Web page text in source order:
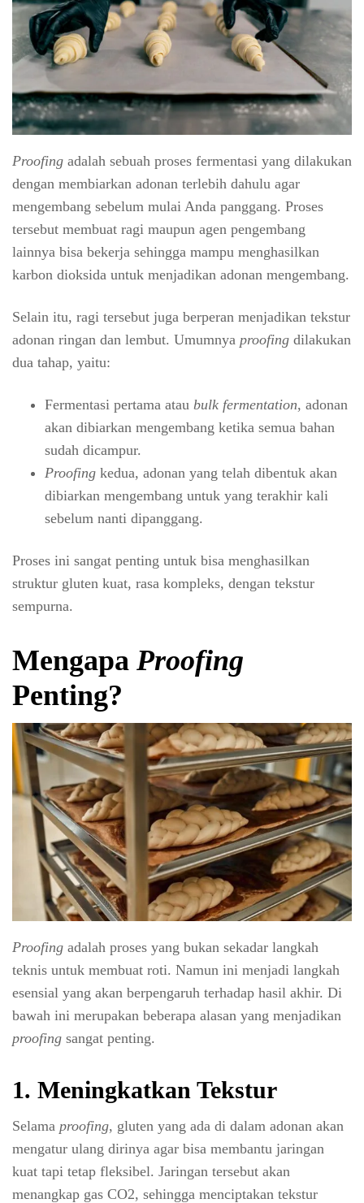
Proofing adalah sebuah proses fermentasi yang dilakukan
dengan membiarkan adonan terlebih dahulu agar
mengembang sebelum mulai Anda panggang. Proses
tersebut membuat ragi maupun agen pengembang
lainnya bisa bekerja sehingga mampu menghasilkan
karbon dioksida untuk menjadikan adonan mengembang.
Selain itu, ragi tersebut juga berperan menjadikan tekstur
adonan ringan dan lembut. Umumnya proofing dilakukan
dua tahap, yaitu:
Fermentasi pertama atau bulk fermentation, adonan
akan dibiarkan mengembang ketika semua bahan
sudah dicampur.
Proofing kedua, adonan yang telah dibentuk akan
dibiarkan mengembang untuk yang terakhir kali
sebelum nanti dipanggang.
Proses ini sangat penting untuk bisa menghasilkan
struktur gluten kuat, rasa kompleks, dengan tekstur
sempurna.
Mengapa Proofing
Penting?
Proofing adalah proses yang bukan sekadar langkah
teknis untuk membuat roti. Namun ini menjadi langkah
esensial yang akan berpengaruh terhadap hasil akhir. Di
bawah ini merupakan beberapa alasan yang menjadikan
proofing sangat penting.
1. Meningkatkan Tekstur
Selama proofing, gluten yang ada di dalam adonan akan
mengatur ulang dirinya agar bisa membantu jaringan
kuat tapi tetap fleksibel. Jaringan tersebut akan
menangkap gas CO2, sehingga menciptakan tekstur